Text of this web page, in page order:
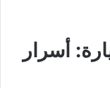
أسرار